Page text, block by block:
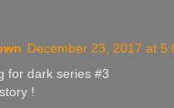
December 23, 2017 at
for dark series #3
!